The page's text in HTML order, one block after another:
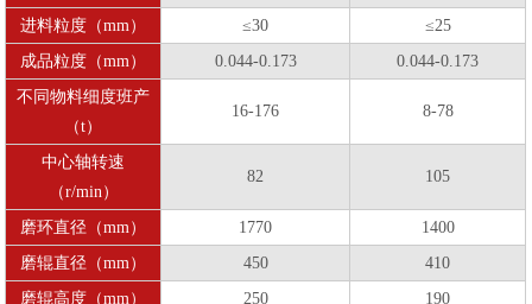
进料粒度（mm） ≤30
≤25
成品粒度（mm）
0.044-0.173
0.044-0.173
不同物料细度班产
（t）
16-176 8-78
中心轴转速
（r/min）
82 105
磨环直径（mm） 1770
1400
磨辊直径（mm）
450
410
磨辊高度（mm）
250
190